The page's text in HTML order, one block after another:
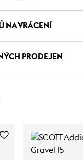
NA VRÁCENÍ
PRODEJEN